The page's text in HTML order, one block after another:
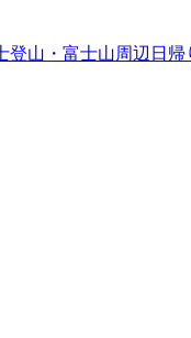
登山・富士山周辺日帰